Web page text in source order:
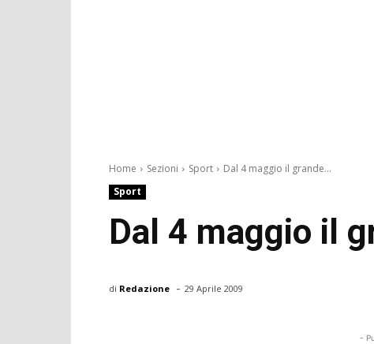
Home Sezioni Sport
Dal 4 maggio il grande...
Sport
Dal 4 maggio il
di Redazione - 29 Aprile 2009
-